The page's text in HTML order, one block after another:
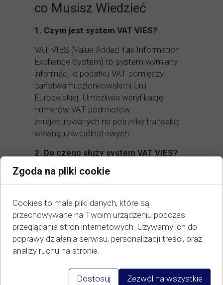
co Musisz Wiedzieć
1. Czym jest system VAT VIES?
VAT VIES (Value Added Tax Information
Exchange System) to system wymiany
informacji o podatku VAT pomiędzy
państwami członkowskimi Unii
Europejskiej. Umożliwia weryfikację
numerów VAT podmiotów
zarejestrowanych na potrzeby transakcji
wewnątrzwspólnotowych.
2. Do czego służy system VAT VIES?
Weryfikacja numerów VAT
sprawdzić, czy kontrahent jest
Zapewnienie zgodności z
przepisami VAT : Potwierdzenie
numeru VAT jest kluczowe dla
stosowania stawki 0% VAT w
transakcjach
wewnątrzwspólnotowych.
Przeciwdziałanie oszustwom
Zgoda na pliki cookie
Cookies to małe pliki danych, które są
przechowywane na Twoim urządzeniu podczas
przeglądania stron internetowych. Używamy ich do
poprawy działania serwisu, personalizacji treści, oraz
analizy ruchu na stronie.
Dostosuj Zezwól na wszystkie